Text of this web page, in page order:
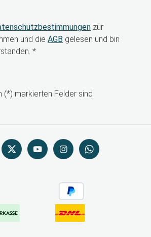
zur
und die AGB gelesen und bin
*
(*) markierten Felder sind